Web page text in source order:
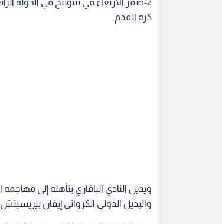
كرة القدم.
والبديل الدولي الكرواتي إيفان